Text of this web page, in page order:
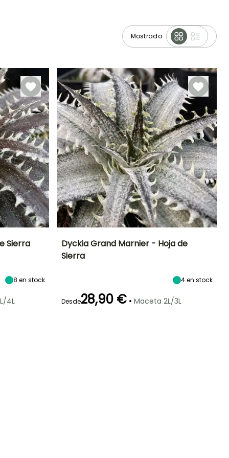
Mostrado
Sierra
8 en stock
4L
Dyckia Grand Marnier - Hoja de
Sierra
4en stock
Desde28,90 € • Maceta 2L/3L